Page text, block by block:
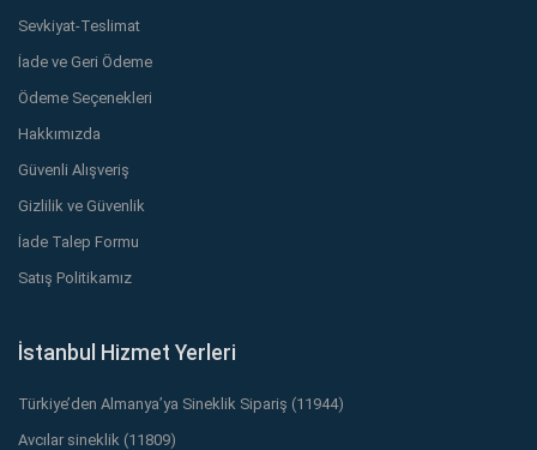
Sevkiyat-Teslimat
İade ve Geri Ödeme
Ödeme Seçenekleri
Hakkımızda
Güvenli Alışveriş
Gizlilik ve Güvenlik
İade Talep Formu
Satış Politikamız
İstanbul Hizmet Yerleri
Türkiye’den Almanya’ya Sineklik Sipariş (11944)
Avcılar sineklik (11809)